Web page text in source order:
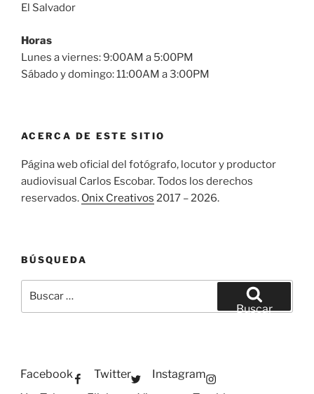
El Salvador
Horas
Lunes a viernes: 9:00AM a 5:00PM
Sábado y domingo: 11:00AM a 3:00PM
ACERCA DE ESTE SITIO
Página web oficial del fotógrafo, locutor y productor
audiovisual Carlos Escobar. Todos los derechos
reservados. Onix Creativos 2017 – 2026.
BÚSQUEDA
por:
Buscar
Facebook Twitter
Instagram